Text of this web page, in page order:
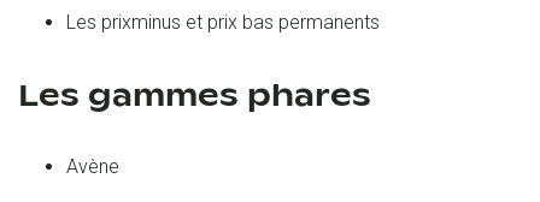
Les prixminus et prix bas permanents
Les gammes phares
Avène